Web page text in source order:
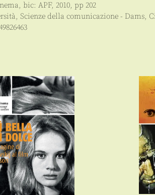
, bic: APF, 2010, pp 202
, Scienze della comunicazione - Dams,